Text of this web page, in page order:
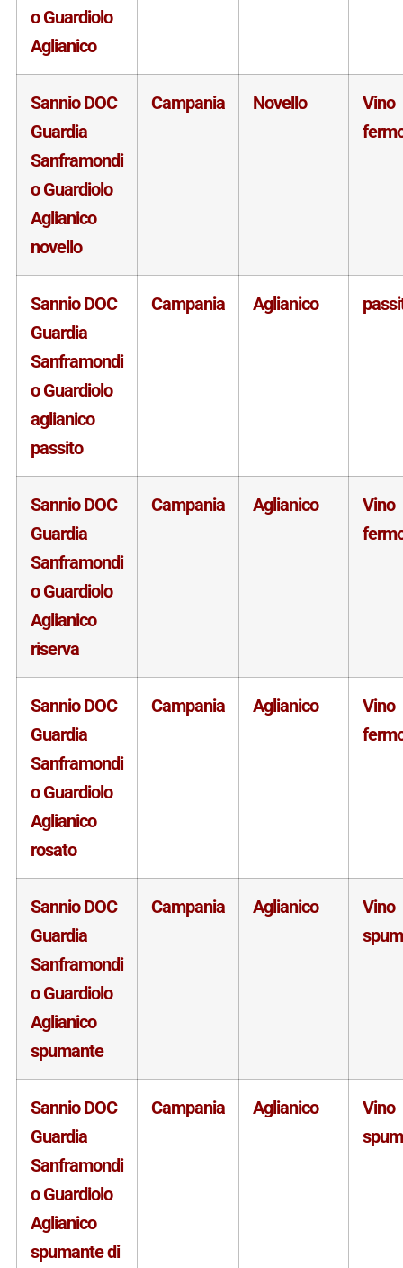
o Guardiolo
Aglianico
Sannio DOC
Guardia
Sanframondi
o Guardiolo
Aglianico
novello
Campania Novello
Vino
Sannio DOC
Guardia
Sanframondi
o Guardiolo
aglianico
passito
Campania Aglianico
Sannio DOC
Guardia
Sanframondi
o Guardiolo
Aglianico
riserva
Campania Aglianico
Vino
Sannio DOC
Guardia
Sanframondi
o Guardiolo
Aglianico
rosato
Campania Aglianico
Vino
Sannio DOC
Guardia
Sanframondi
o Guardiolo
Aglianico
spumante
Campania Aglianico
Vino
Sannio DOC
Guardia
Sanframondi
o Guardiolo
Aglianico
spumante di
Campania Aglianico
Vino